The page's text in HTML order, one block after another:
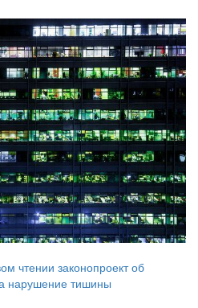
чтении законопроект об
нарушение тишины